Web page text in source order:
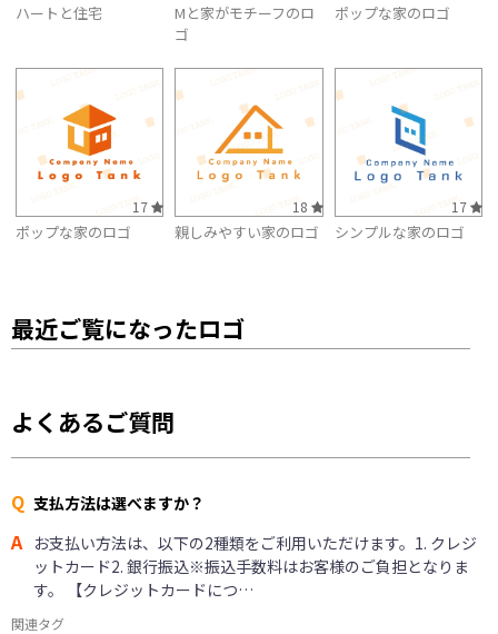
ハートと住宅
Mと家がモチーフのロ
ゴ
ポップな家のロゴ
17
ポップな家のロゴ
18
親しみやすい家のロゴ
17
シンプルな家のロゴ
最近ご覧になったロゴ
よくあるご質問
Q 支払方法は選べますか？
A お支払い方法は、以下の2種類をご利用いただけます。1. クレジ
ットカード2. 銀行振込※振込手数料はお客様のご負担となりま
す。 【クレジットカードにつ…
関連タグ